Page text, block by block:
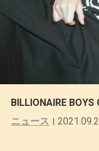
BILLIONAIRE
ニュース